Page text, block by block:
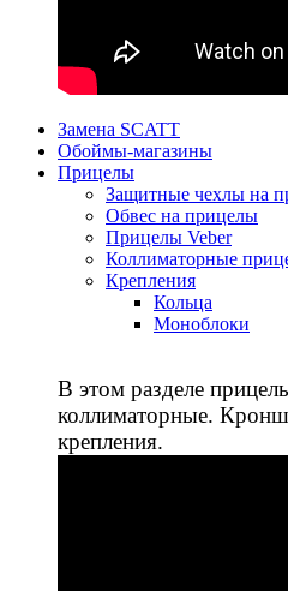
Замена SCATT
Обоймы-магазины
Прицелы
Защитные чехлы на
Обвес на прицелы
Прицелы Veber
Коллиматорные
Крепления
Кольца
Моноблоки
В этом разделе
коллиматорные.
крепления.